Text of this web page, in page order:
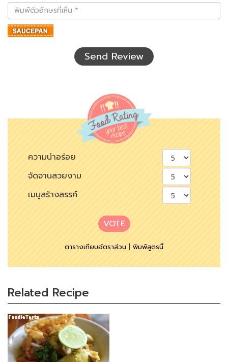
พิมพ์
ตัว
อักษร
ที่
Send Review
ความน่าอร่อย
จัดจานสวยงาม
เมนูสร้างสรรค์
VOTE
ตารางเทียบอัตราส่วน|พิมพ์สูตรนี้
Related Recipe